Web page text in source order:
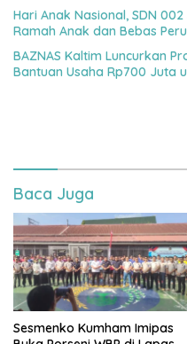
Hari Anak Nasional, SDN
Ramah Anak dan Bebas
BAZNAS Kaltim Luncurkan
Bantuan Usaha Rp700 Juta
Baca Juga
Sesmenko Kumham Imipas